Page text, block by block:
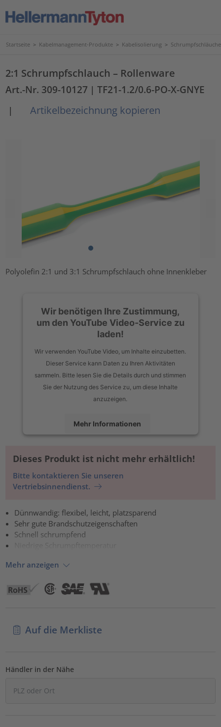
Startseite > Kabelmanagement-Produkte > Kabelisolierung > Schrumpfschläuche
2:1 Schrumpfschlauch – Rollenware
Art.-Nr. 309-10127 | TF21-1.2/0.6-PO-X-GNYE
|
Artikelbezeichnung kopieren
Polyolefin 2:1 und 3:1 Schrumpfschlauch ohne Innenkleber
Wir benötigen Ihre Zustimmung,
um den YouTube Video-Service zu
laden!
Wir verwenden YouTube Video, um Inhalte einzubetten.
Dieser Service kann Daten zu Ihren Aktivitäten
sammeln. Bitte lesen Sie die Details durch und stimmen
Sie der Nutzung des Service zu, um diese Inhalte
anzuzeigen.
Mehr Informationen
Dieses Produkt ist nicht mehr erhältlich!
Bitte kontaktieren Sie unseren
Vertriebsinnendienst.
Dünnwandig: flexibel, leicht, platzsparend
Sehr gute Brandschutzeigenschaften
Schnell schrumpfend
Niedrige Schrumpftemperatur
Mehr anzeigen
Auf die Merkliste
Händler in der Nähe